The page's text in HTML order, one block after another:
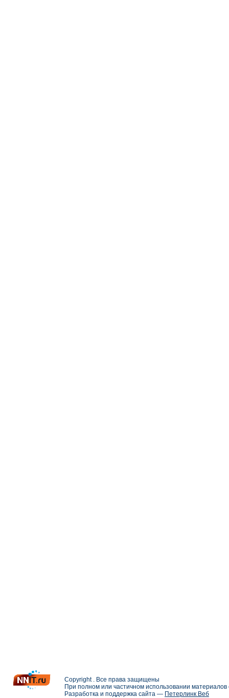
Copyright . Все права защищены
При полном или частичном использовании
Разработка и поддержка сайта — Петерлинк Веб